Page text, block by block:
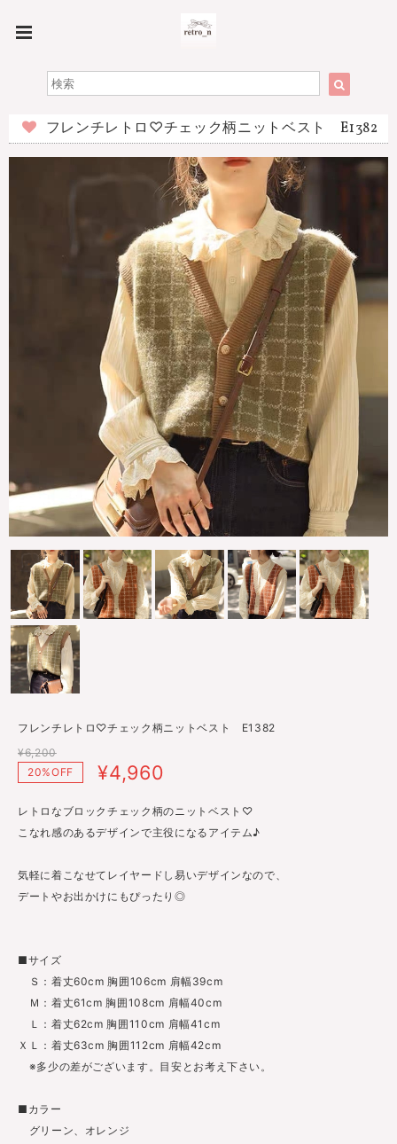
フレンチレトロ♡チェック柄ニットベスト E1382
フレンチレトロ♡チェック柄ニットベスト E1382
¥6,200
20%OFF
¥4,960
レトロなブロックチェック柄のニットベスト♡
こなれ感のあるデザインで主役になるアイテム♪
気軽に着こなせてレイヤードし易いデザインなので、
デートやお出かけにもぴったり◎
■サイズ
Ｓ：着丈60cm 胸囲106cm 肩幅39cm
Ｍ：着丈61cm 胸囲108cm 肩幅40cm
Ｌ：着丈62cm 胸囲110cm 肩幅41cm
ＸＬ：着丈63cm 胸囲112cm 肩幅42cm
※多少の差がございます。目安とお考え下さい。
■カラー
グリーン、オレンジ